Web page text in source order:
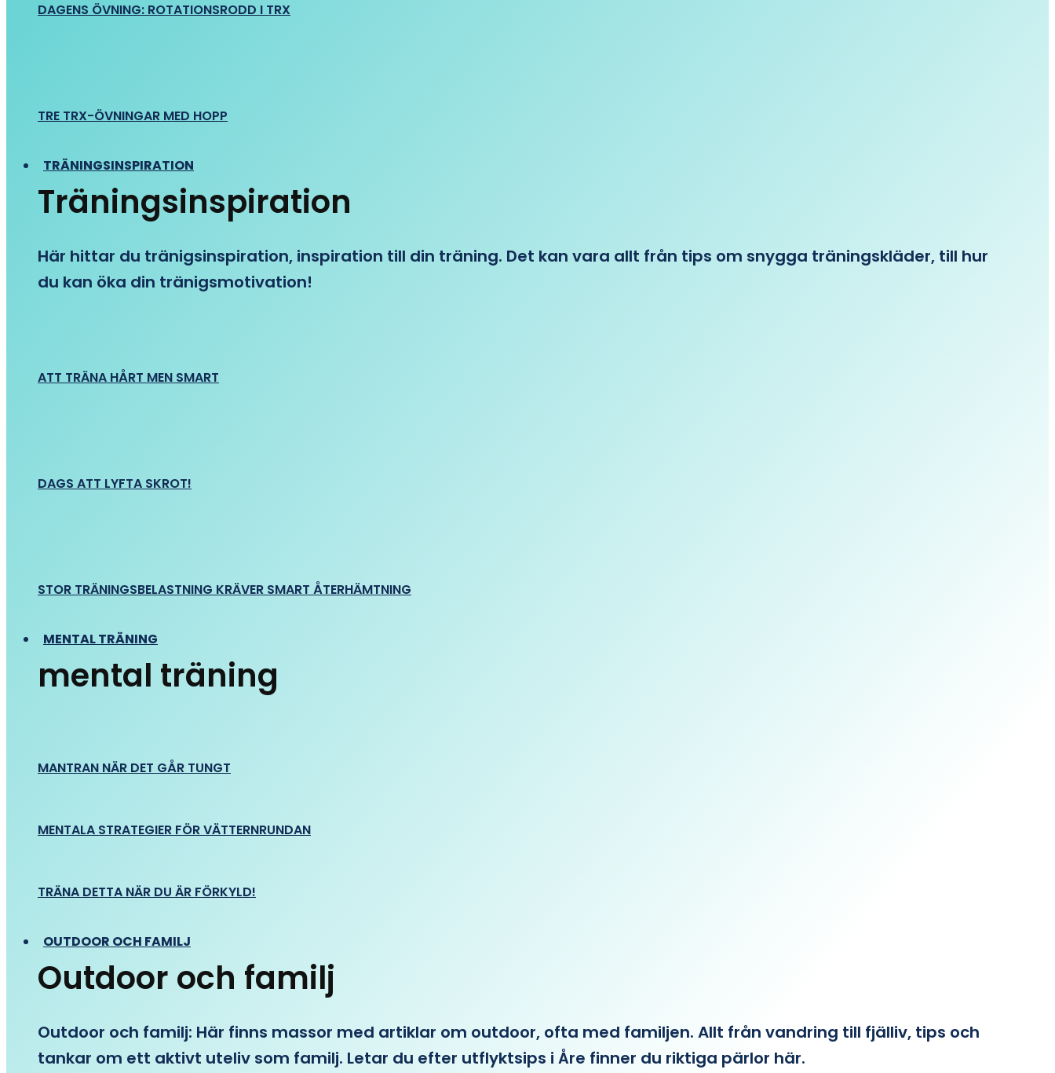
DAGENS ÖVNING: ROTATIONSRODD I TRX
TRE TRX-ÖVNINGAR MED HOPP
TRÄNINGSINSPIRATION
Träningsinspiration
Här hittar du tränigsinspiration, inspiration till din träning. Det kan vara allt från tips om snygga träningskläder, till hur
du kan öka din tränigsmotivation!
ATT TRÄNA HÅRT MEN SMART
DAGS ATT LYFTA SKROT!
STOR TRÄNINGSBELASTNING KRÄVER SMART ÅTERHÄMTNING
MENTAL TRÄNING
mental träning
MANTRAN NÄR DET GÅR TUNGT
MENTALA STRATEGIER FÖR VÄTTERNRUNDAN
TRÄNA DETTA NÄR DU ÄR FÖRKYLD!
OUTDOOR OCH FAMILJ
Outdoor och familj
Outdoor och familj: Här finns massor med artiklar om outdoor, ofta med familjen. Allt från vandring till fjälliv, tips och
tankar om ett aktivt uteliv som familj. Letar du efter utflyktsips i Åre finner du riktiga pärlor här.